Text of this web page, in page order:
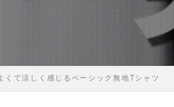
くて涼しく感じるベーシック無地Tシャツ